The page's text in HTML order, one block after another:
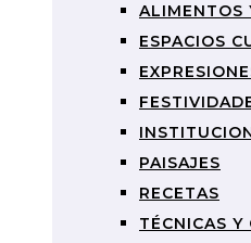
ALIMENTOS
ESPACIOS
PAISAJES
RECETAS
TÉCNICAS Y